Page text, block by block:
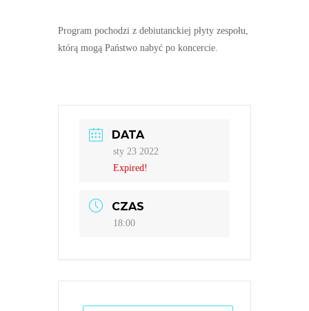
Program pochodzi z debiutanckiej płyty zespołu,
którą mogą Państwo nabyć po koncercie.
DATA
sty 23 2022
Expired!
CZAS
18:00